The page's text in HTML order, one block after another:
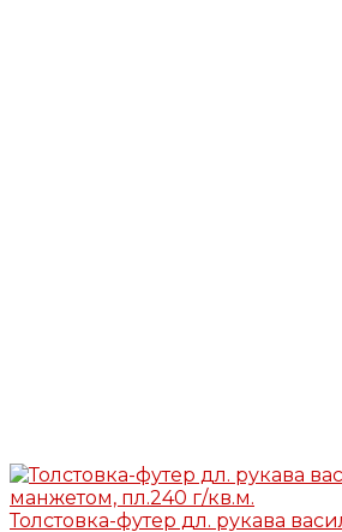
Толстовка-футер дл. рукава